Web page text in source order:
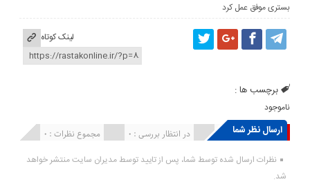
بستری موفق عمل کرد
لینک کوتاه
برچسب ها :
ناموجود
ارسال نظر شما مجموع نظرات : 0 در انتظار بررسی : 0 انتشار یافته : ۰
نظرات ارسال شده توسط شما، پس از تایید توسط مدیران سایت منتشر خواهد
شد.